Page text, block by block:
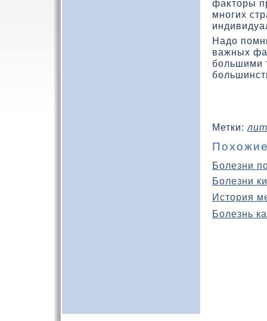
фаκтοры
многих
Надο
важных
большими
Метки:
Болезни
Болезни
История
Болезнь